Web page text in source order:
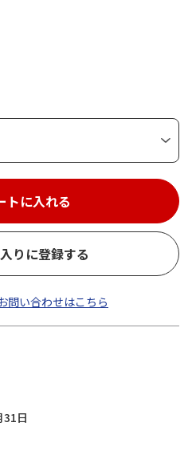
トに入れる
りに登録する
問い合わせはこちら
日